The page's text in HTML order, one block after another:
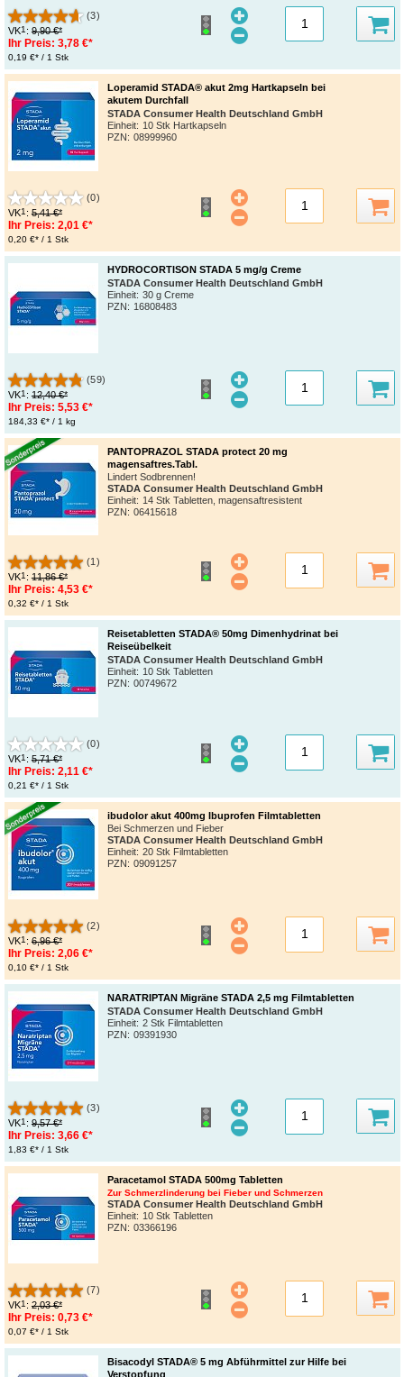
(3)
VK1 : 9,90 €*
Ihr Preis: 3,78 €*
0,19 €* / 1 Stk
Loperamid STADA® akut 2mg Hartkapseln bei
akutem Durchfall
STADA Consumer Health Deutschland GmbH
Einheit: 10 Stk Hartkapseln
PZN: 08999960
(0)
VK1 : 5,41 €*
Ihr Preis: 2,01 €*
0,20 €* / 1 Stk
HYDROCORTISON STADA 5 mg/g Creme
STADA Consumer Health Deutschland GmbH
Einheit: 30 g Creme
PZN: 16808483
(59)
VK1 : 12,40 €*
Ihr Preis: 5,53 €*
184,33 €* / 1 kg
PANTOPRAZOL STADA protect 20 mg
magensaftres.Tabl.
Lindert Sodbrennen!
STADA Consumer Health Deutschland GmbH
Einheit: 14 Stk Tabletten, magensaftresistent
PZN : 06415618
(1)
VK1 : 11,86 €*
Ihr Preis: 4,53 €*
0,32 €* / 1 Stk
Reisetabletten STADA® 50mg Dimenhydrinat bei
Reiseübelkeit
STADA Consumer Health Deutschland GmbH
Einheit: 10 Stk Tabletten
PZN: 00749672
(0)
VK1 : 5,71 €*
Ihr Preis: 2,11 €*
0,21 €* / 1 Stk
ibudolor akut 400mg Ibuprofen Filmtabletten
Bei Schmerzen und Fieber
STADA Consumer Health Deutschland GmbH
Einheit: 20 Stk Filmtabletten
PZN : 09091257
(2)
VK1 : 6,96 €*
Ihr Preis: 2,06 €*
0,10 €* / 1 Stk
NARATRIPTAN Migräne STADA 2,5 mg Filmtabletten
STADA Consumer Health Deutschland GmbH
Einheit: 2 Stk Filmtabletten
PZN : 09391930
(3)
VK1 : 9,57 €*
Ihr Preis: 3,66 €*
1,83 €* / 1 Stk
Paracetamol STADA 500mg Tabletten
Zur Schmerzlinderung bei Fieber und Schmerzen
STADA Consumer Health Deutschland GmbH
Einheit: 10 Stk Tabletten
PZN : 03366196
(7)
VK1 : 2,03 €*
Ihr Preis: 0,73 €*
0,07 €* / 1 Stk
Bisacodyl STADA® 5 mg Abführmittel zur Hilfe bei
Verstopfung